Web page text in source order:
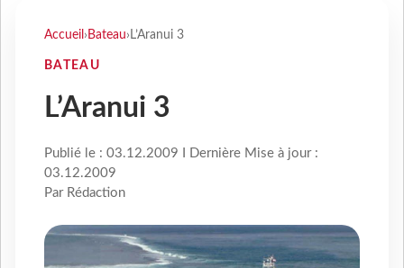
Accueil › Bateau› L’Aranui 3
BATEAU
L’Aranui 3
Publié le : 03.12.2009 I Dernière Mise à jour :
03.12.2009
Par Rédaction